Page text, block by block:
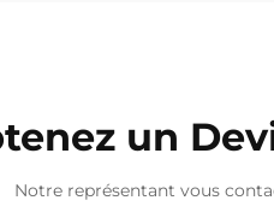
un
Notre représentant vous